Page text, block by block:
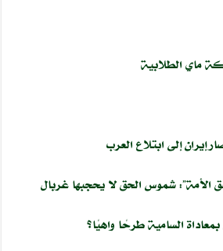
ماي الطلابية
إيران إلى ابتلاع العرب
الأمة”: شموس الحق لا يحجبها غربال
السامية طرحًا واهيًا؟